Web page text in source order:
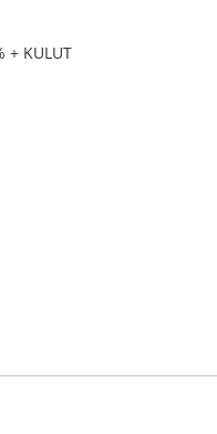
+ KULUT